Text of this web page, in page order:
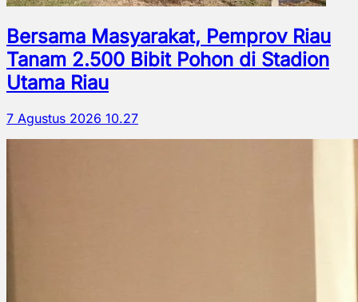
Bersama Masyarakat, Pemprov Riau
Tanam 2.500 Bibit Pohon di Stadion
Utama Riau
7 Agustus 2026 10.27